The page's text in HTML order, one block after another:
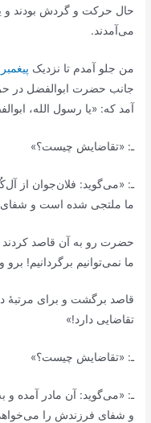
حال حرکت و گردش بودند و
می‌آمدند.
من جلو آمدم تا نزدیک پیغمبر
جانب حضرت ابوالفضل در
آمد که: «یا رسول الله،
ـ: «تقاضایش چیست؟»
ـ: «می‌گوید: فلان‌جوان از
ما ملتجی شده است و
حضرت رو به آن قاصد
ما نمی‌توانیم برگردانیم!
قاصد برگشت و برای مرتبۀ
تقاضایی دارد!»
ـ: «تقاضایش چیست؟»
ـ: «می‌گوید: آن مادر آمده و
و شفای فرزندش را